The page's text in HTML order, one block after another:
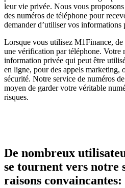
leur vie privée. Nous vous
des numéros de téléphone pour
demander d’utiliser vos informations
Lorsque vous utilisez M1Finance,
une vérification par téléphone. Votre
information privée qui peut être
en ligne, pour des appels marketing,
sécurité. Notre service de numéros
moyen de garder votre véritable
risques.
De nombreux
se tournent vers notre
raisons convaincantes: